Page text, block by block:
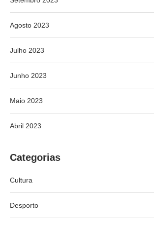
Agosto 2023
Julho 2023
Junho 2023
Maio 2023
Abril 2023
Categorias
Cultura
Desporto